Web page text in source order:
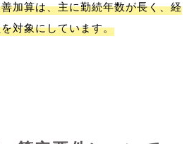
加算は、主に勤続年数が長く、経
対象にしています。